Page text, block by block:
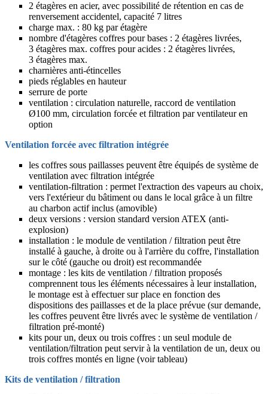
2 étagères en acier, avec possibilité de rétention en cas de
renversement accidentel, capacité 7 litres
charge max. : 80 kg par étagère
nombre d'étagères coffres pour bases : 2 étagères livrées,
3 étagères max. coffres pour acides : 2 étagères livrées,
3 étagères max.
charnières anti-étincelles
pieds réglables en hauteur
serrure de porte
ventilation : circulation naturelle, raccord de ventilation
Ø100 mm, circulation forcée et filtration par ventilateur en
option
Ventilation forcée avec filtration intégrée
les coffres sous paillasses peuvent être équipés de système de
ventilation avec filtration intégrée
ventilation-filtration : permet l'extraction des vapeurs au choix,
vers l'extérieur du bâtiment ou dans le local grâce à un filtre
au charbon actif inclus (amovible)
deux versions : version standard version ATEX (anti-
explosion)
installation : le module de ventilation / filtration peut être
installé à gauche, à droite ou à l'arrière du coffre, l'installation
sur le côté (gauche ou droit) est recommandée
montage : les kits de ventilation / filtration proposés
comprennent tous les éléments nécessaires à leur installation,
le montage est à effectuer sur place en fonction des
dispositions des paillasses et de la place prévue (sur demande,
les coffres peuvent être livrés avec le système de ventilation /
filtration pré-monté)
kits pour un, deux ou trois coffres : un seul module de
ventilation/filtration peut servir à la ventilation de un, deux ou
trois coffres montés en ligne (voir tableau)
Kits de ventilation / filtration